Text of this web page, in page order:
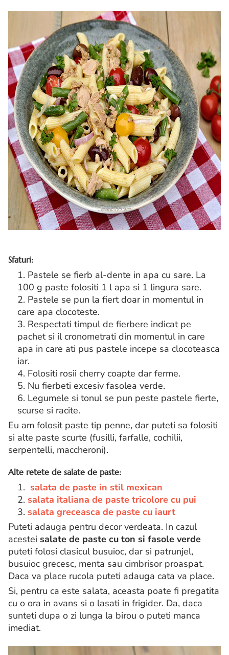
Sfaturi:
1. Pastele se fierb al-dente in apa cu sare. La
100 g paste folositi 1 l apa si 1 lingura sare.
2. Pastele se pun la fiert doar in momentul in
care apa clocoteste.
3. Respectati timpul de fierbere indicat pe
pachet si il cronometrati din momentul in care
apa in care ati pus pastele incepe sa clocoteasca
iar.
4. Folositi rosii cherry coapte dar ferme.
5. Nu fierbeti excesiv fasolea verde.
6. Legumele si tonul se pun peste pastele fierte,
scurse si racite.
Eu am folosit paste tip penne, dar puteti sa folositi
si alte paste scurte (fusilli, farfalle, cochilii,
serpentelli, maccheroni).
Alte retete de salate de paste:
1. salata de paste in stil mexican
2. salata italiana de paste tricolore cu pui
3. salata greceasca de paste cu iaurt
Puteti adauga pentru decor verdeata. In cazul
acestei salate de paste cu ton si fasole verde
puteti folosi clasicul busuioc, dar si patrunjel,
busuioc grecesc, menta sau cimbrisor proaspat.
Daca va place rucola puteti adauga cata va place.
Si, pentru ca este salata, aceasta poate fi pregatita
cu o ora in avans si o lasati in frigider. Da, daca
sunteti dupa o zi lunga la birou o puteti manca
imediat.